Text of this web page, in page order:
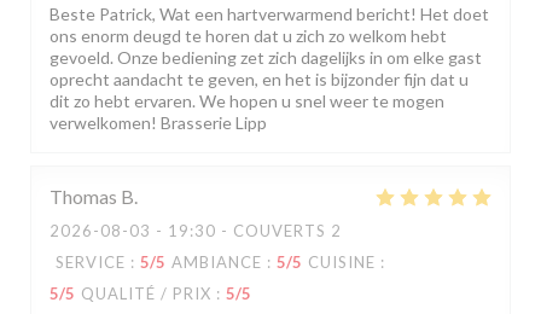
Beste Patrick, Wat een hartverwarmend bericht! Het doet
ons enorm deugd te horen dat u zich zo welkom hebt
gevoeld. Onze bediening zet zich dagelijks in om elke gast
oprecht aandacht te geven, en het is bijzonder fijn dat u
dit zo hebt ervaren. We hopen u snel weer te mogen
verwelkomen! Brasserie Lipp
Thomas B
2026-08-03 - 19:30 - COUVERTS 2
SERVICE : 5/5 AMBIANCE : 5/5 CUISINE :
5/5 QUALITÉ / PRIX : 5/5